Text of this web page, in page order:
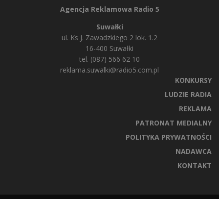
Agencja Reklamowa Radio 5
Suwałki
ul. Ks J. Zawadzkiego 2 lok. 1.2
16-400 Suwałki
tel. (087) 566 62 10
reklama.suwalki@radio5.com.pl
KONKURSY
LUDZIE RADIA
REKLAMA
PATRONAT MEDIALNY
POLITYKA PRYWATNOŚCI
NADAWCA
KONTAKT